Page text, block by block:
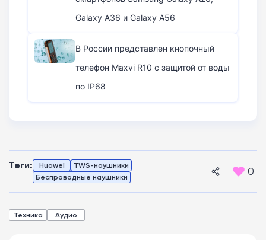
Galaxy A36 и Galaxy A56
В России представлен кнопочный
телефон Maxvi R10 с защитой от воды
по IP68
Теги: Huawei
TWS-наушники
Беспроводные наушники
0
Техника Аудио